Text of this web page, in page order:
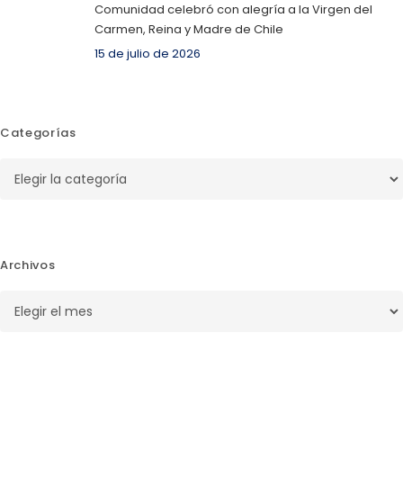
Comunidad celebró con alegría a la Virgen del
Carmen, Reina y Madre de Chile
15 de julio de 2026
Categorías
Archivos